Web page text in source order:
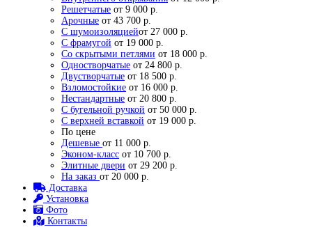
Решетчатые от 9 000 р.
Арочные от 43 700 р.
С шумоизоляциейот 27 000 р.
С фрамугой от 19 000 р.
Со скрытыми петлями от 18 000 р.
Одностворчатые от 24 800 р.
Двустворчатые от 18 500 р.
Взломостойкие от 16 000 р.
Нестандартные от 20 800 р.
С бугельной ручкой от 50 000 р.
С верхней вставкой от 19 000 р.
По цене
Дешевые от 11 000 р.
Эконом-класс от 10 700 р.
Элитные двери от 29 200 р.
На заказ от 20 000 р.
Доставка
Установка
Фото
Контакты